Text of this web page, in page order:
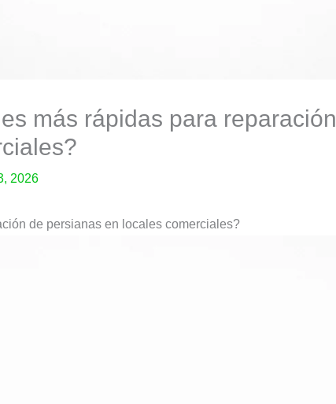
más rápidas para reparación
2026
de persianas en locales comerciales?